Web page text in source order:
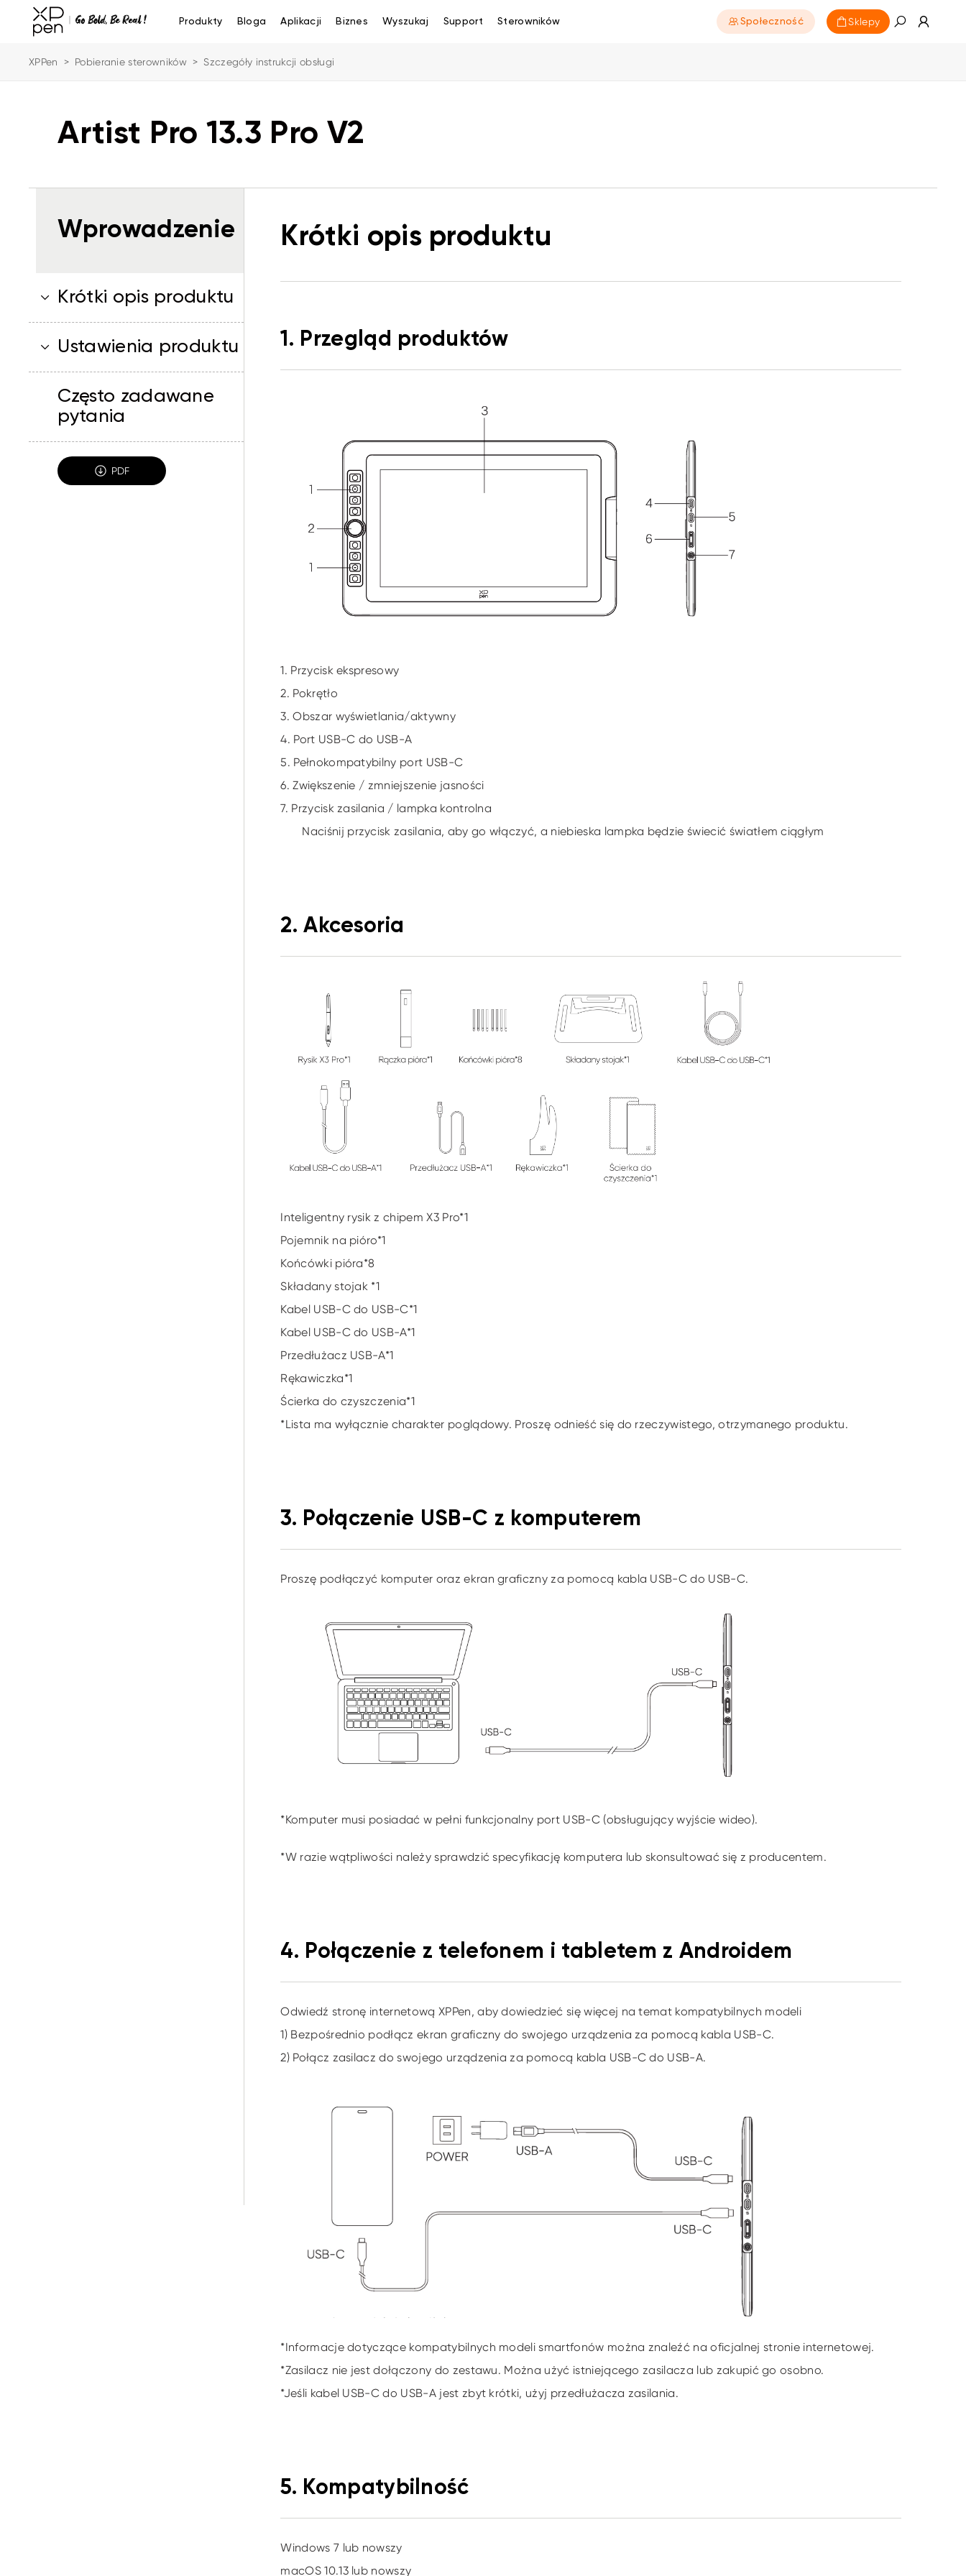
Produkty Bloga Aplikacji Biznes Wyszukaj Support Sterowników Społeczność Sklepy
XPPen > Pobieranie sterowników > Szczegóły instrukcji obsługi
Artist Pro 13.3 Pro V2
Wprowadzenie
Krótki opis produktu
Ustawienia produktu
Często zadawane
pytania
PDF
Krótki opis produktu
1. Przegląd produktów
1. Przycisk ekspresowy
2. Pokrętło
3. Obszar wyświetlania/aktywny
4. Port USB-C do USB-A
5. Pełnokompatybilny port USB-C
6. Zwiększenie / zmniejszenie jasności
7. Przycisk zasilania / lampka kontrolna
Naciśnij przycisk zasilania, aby go włączyć, a niebieska lampka będzie świecić światłem ciągłym
2. Akcesoria
Inteligentny rysik z chipem X3 Pro*1
Pojemnik na pióro*1
Końcówki pióra*8
Składany stojak *1
Kabel USB-C do USB-C*1
Kabel USB-C do USB-A*1
Przedłużacz USB-A*1
Rękawiczka*1
Ścierka do czyszczenia*1
*Lista ma wyłącznie charakter poglądowy. Proszę odnieść się do rzeczywistego, otrzymanego produktu.
3. Połączenie USB-C z komputerem
Proszę podłączyć komputer oraz ekran graficzny za pomocą kabla USB-C do USB-C.
*Komputer musi posiadać w pełni funkcjonalny port USB-C (obsługujący wyjście wideo).
*W razie wątpliwości należy sprawdzić specyfikację komputera lub skonsultować się z producentem.
4. Połączenie z telefonem i tabletem z Androidem
Odwiedź stronę internetową XPPen, aby dowiedzieć się więcej na temat kompatybilnych modeli
1) Bezpośrednio podłącz ekran graficzny do swojego urządzenia za pomocą kabla USB-C.
2) Połącz zasilacz do swojego urządzenia za pomocą kabla USB-C do USB-A.
*Informacje dotyczące kompatybilnych modeli smartfonów można znaleźć na oficjalnej stronie internetowej.
*Zasilacz nie jest dołączony do zestawu. Można użyć istniejącego zasilacza lub zakupić go osobno.
*Jeśli kabel USB-C do USB-A jest zbyt krótki, użyj przedłużacza zasilania.
5. Kompatybilność
Windows 7 lub nowszy
macOS 10.13 lub nowszy